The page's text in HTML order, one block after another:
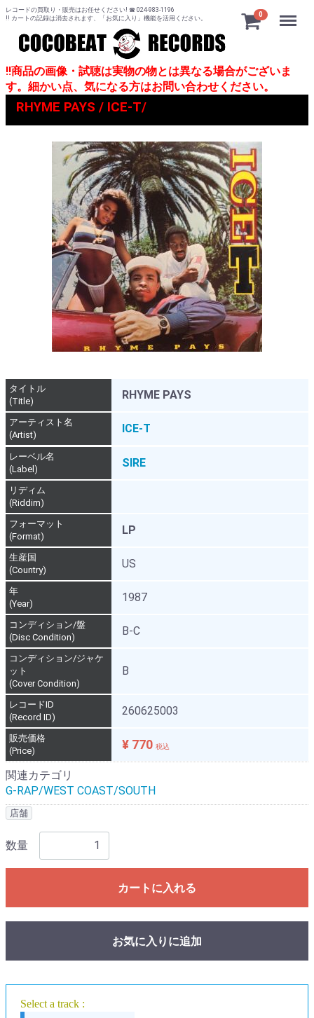
レコードの買取り・販売はお任せください! ☎ 024-983-1196
!! カートの記録は消去されます、「お気に入り」機能を活用ください。
0 Menu
!!商品の画像・試聴は実物の物とは異なる場合がございま
す。細かい点、気になる方はお問い合わせください。
RHYME PAYS / ICE-T/
タイトル
(Title)
RHYME PAYS
アーティスト名
(Artist)
ICE-T
レーベル名
(Label)
SIRE
リディム
(Riddim)
フォーマット
(Format)
LP
生産国
(Country)
US
年
(Year)
1987
コンディション/盤
(Disc Condition)
B-C
コンディション/ジャケ
ット
(Cover Condition)
B
レコードID
(Record ID)
260625003
販売価格
(Price)
¥ 770 税込
関連カテゴリ
G-RAP/WEST COAST/SOUTH
店舗
数量
カートに入れる
お気に入りに追加
Select a track :